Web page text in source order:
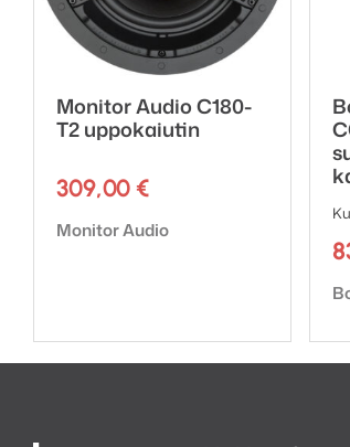
Monitor Audio C180-
T2 uppokaiutin
309,00 €
Tuotemerkki:
Monitor Audio